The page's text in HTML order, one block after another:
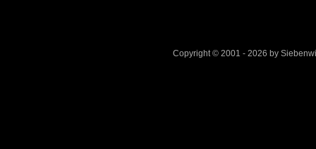
Copyright © 2001 - 2026 by